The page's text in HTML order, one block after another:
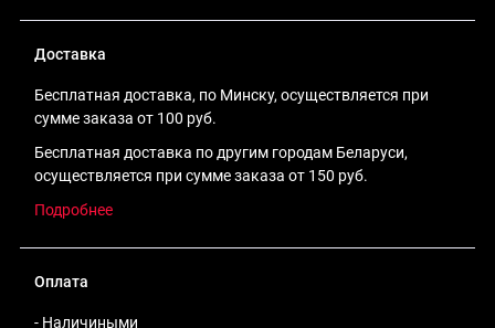
Доставка
Бесплатная доставка, по Минску, осуществляется при
сумме заказа от 100 руб.
Бесплатная доставка по другим городам Беларуси,
осуществляется при сумме заказа от 150 руб.
Подробнее
Оплата
- Наличиными